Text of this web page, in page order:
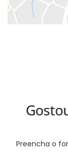
Preencha o